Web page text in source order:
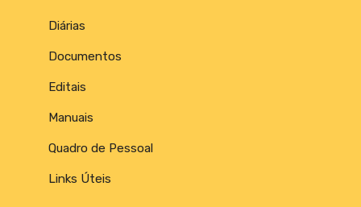
Diárias
Documentos
Editais
Manuais
Quadro de Pessoal
Links Úteis